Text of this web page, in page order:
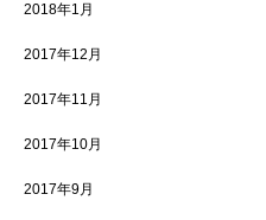
2018年1月
2017年12月
2017年11月
2017年10月
2017年9月